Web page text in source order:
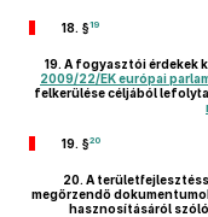
18. §19
19. A fogyasztói érdekek
2009/22/EK európai
felkerülése céljából
19. §20
20. A
megőrzendő
hasznosításáról szóló